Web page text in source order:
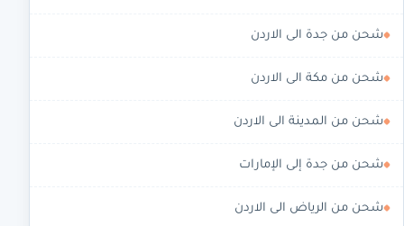
شحن من جدة الى الاردن
شحن من مكة الى الاردن
شحن من المدينة الى الاردن
شحن من جدة إلى الإمارات
شحن من الرياض الى الاردن